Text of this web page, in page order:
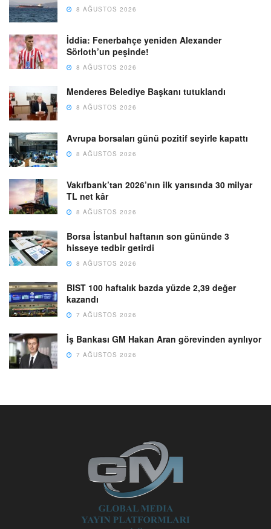
8 AĞUSTOS 2026
İddia: Fenerbahçe yeniden Alexander
Sörloth’un peşinde!
8 AĞUSTOS 2026
Menderes Belediye Başkanı tutuklandı
8 AĞUSTOS 2026
Avrupa borsaları günü pozitif seyirle kapattı
8 AĞUSTOS 2026
Vakıfbank’tan 2026’nın ilk yarısında 30 milyar
TL net kâr
8 AĞUSTOS 2026
Borsa İstanbul haftanın son gününde 3
hisseye tedbir getirdi
8 AĞUSTOS 2026
BIST 100 haftalık bazda yüzde 2,39 değer
kazandı
7 AĞUSTOS 2026
İş Bankası GM Hakan Aran görevinden ayrılıyor
7 AĞUSTOS 2026